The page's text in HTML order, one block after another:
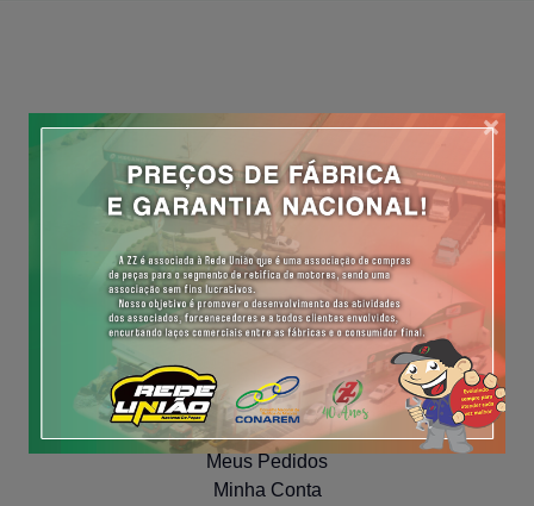
ATENDIMENTO
Forma de pagamento
Prazos de entrega
Perguntas Frequentes
Fale conosco
INSTITUCIONAL
Políticas de Privacidade
NAVEGUE
Meus Pedidos
Minha Conta
×